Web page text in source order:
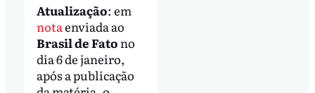
Atualização: em
notaenviada ao
Brasil de Fato no
dia 6 de janeiro,
após a publicação